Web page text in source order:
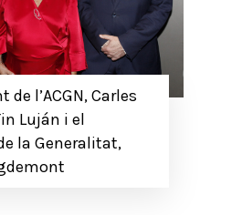
de l’ACGN, Carles
Luján i el
la Generalitat,